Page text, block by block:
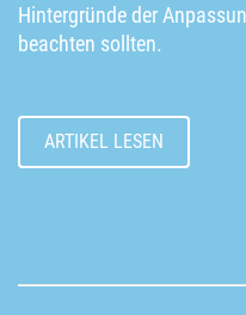
Hintergründe der
beachten sollten.
ARTIKEL LESEN